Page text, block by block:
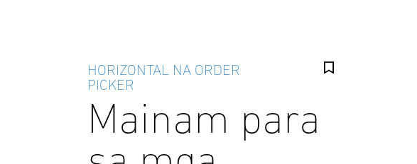
HORIZONTAL NA ORDER
PICKER
Mainam para